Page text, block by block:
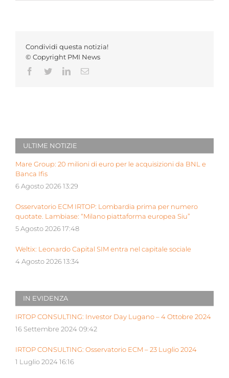
Condividi questa notizia!
© Copyright PMI News
Facebook
TwitterLinkedInEmail
ULTIME NOTIZIE
Mare Group: 20 milioni di euro per le acquisizioni da BNL e
Banca Ifis
6 Agosto 2026 13:29
Osservatorio ECM IRTOP: Lombardia prima per numero
quotate. Lambiase: “Milano piattaforma europea Siu”
5 Agosto 2026 17:48
Weltix: Leonardo Capital SIM entra nel capitale sociale
4 Agosto 2026 13:34
IN EVIDENZA
IRTOP CONSULTING: Investor Day Lugano – 4 Ottobre 2024
16 Settembre 2024 09:42
IRTOP CONSULTING: Osservatorio ECM – 23 Luglio 2024
1 Luglio 2024 16:16